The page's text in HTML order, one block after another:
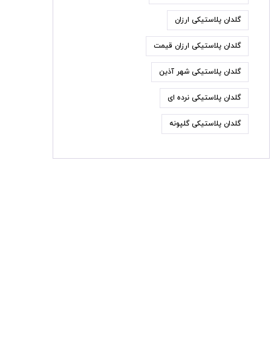
گلدان پلاستیکی ارزان
گلدان پلاستیکی ارزان قیمت
گلدان پلاستیکی شهر آذین
گلدان پلاستیکی نرده ای
گلدان پلاستیکی گلپونه